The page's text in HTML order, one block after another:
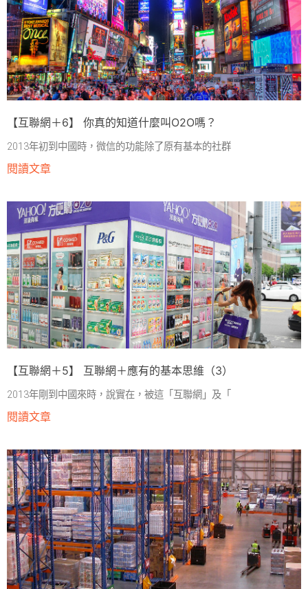
【互聯網＋6】 你真的知道什麼叫O2O嗎？
2013年初到中國時，微信的功能除了原有基本的社群
閱讀文章
【互聯網＋5】 互聯網＋應有的基本思維（3）
2013年剛到中國來時，說實在，被這「互聯網」及「
閱讀文章